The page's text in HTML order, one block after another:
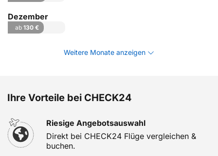
Dezember
ab130 €
Weitere Monate anzeigen
Ihre Vorteile bei CHECK24
Riesige Angebotsauswahl
Direkt bei CHECK24 Flüge vergleichen &
buchen.